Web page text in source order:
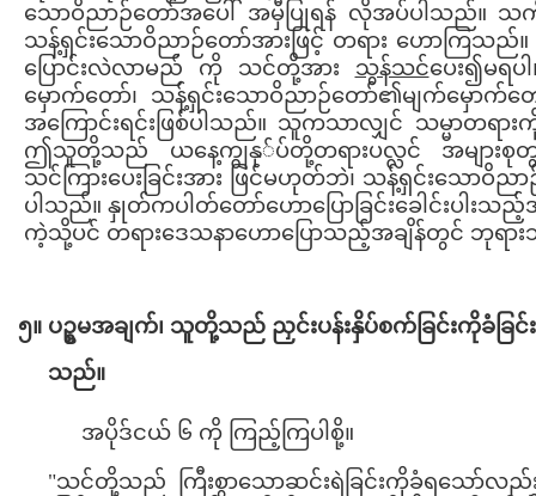
သောဝိညာဉ်တော်အပေါ် အမှီပြုရန် လိုအပ်ပါသည်။
သန့်ရှင်းသောဝိညာဉ်တော်အားဖြင့် တရား ဟောက
ပြောင်းလဲလာမည် ကို သင်တို့အား သွန်သင်ပေး၍မရ
မှောက်တော်၊ သန့်ရှင်းသောဝိညာဉ်တော်၏မျက်မှေ
အကြောင်းရင်းဖြစ်ပါသည်။ သူကသာလျှင် သမ္မာတရာ
ဤသူတို့သည် ယနေ့ကျွနု်ပ်တို့တရားပလ္လင် အများစုတွ
သင်ကြားပေးခြင်းအား ဖြင်မဟုတ်ဘဲ၊ သန့်ရှင်းသောဝိညာ
ပါသည်။ နှုတ်ကပါတ်တော်ဟောပြောခြင်းခေါင်းပ
ကဲ့သို့ပင် တရားဒေသနာဟောပြောသည့်အချိန်တွင် ဘုရား
၅။ ပဥ္စမအချက်၊ သူတို့သည် ညှင်းပန်းနှိပ်စက်ခြင်းကိုခံခ
သည်။
အပိုဒ်ငယ် ၆ ကို ကြည့်ကြပါစို့။
"သင်တို့သည် ကြီးစွာသောဆင်းရဲခြင်းကိုခံရသော်လည်